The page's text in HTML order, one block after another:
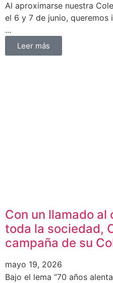
Al aproximarse nuestra
el 6 y 7 de junio,
...
Leer más
Con un llamado al
toda la sociedad,
campaña de su
mayo 19, 2026
Bajo el lema “70 años